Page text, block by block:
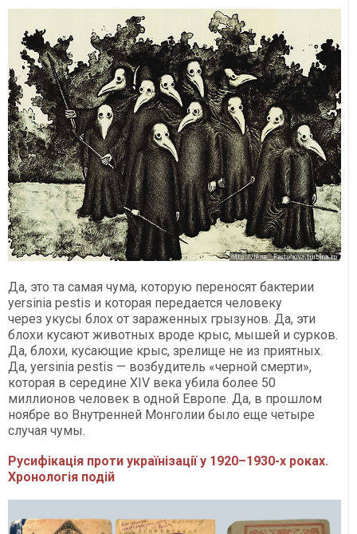
Да, это та самая чума, которую переносят бактерии
yersinia pestis и которая передается человеку
через укусы блох от зараженных грызунов. Да, эти
блохи кусают животных вроде крыс, мышей и сурков.
Да, блохи, кусающие крыс, зрелище не из приятных.
Да, yersinia pestis — возбудитель «черной смерти»,
которая в середине XIV века убила более 50
миллионов человек в одной Европе. Да, в прошлом
ноябре во Внутренней Монголии было еще четыре
случая чумы.
Русифікація проти українізації у 1920–1930-х роках.
Хронологія подій